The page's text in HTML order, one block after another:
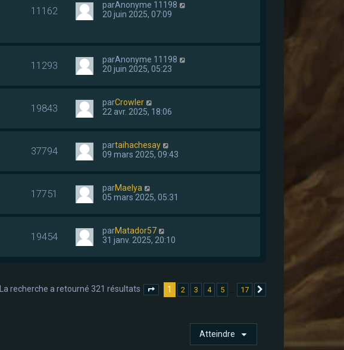
11162 parAnonyme 11198
20 juin 2025, 07:09
11293 parAnonyme 11198
20 juin 2025, 05:23
19843 parCrowler
22 avr. 2025, 18:06
37794 partaihachesay
09 mars 2025, 09:43
17751 parMaelya
05 mars 2025, 05:31
19454 parMatador57
31 janv. 2025, 20:10
La recherche a retourné 321 résultats Page sur 17
1 2 3 4 5 17 Suivant
Atteindre